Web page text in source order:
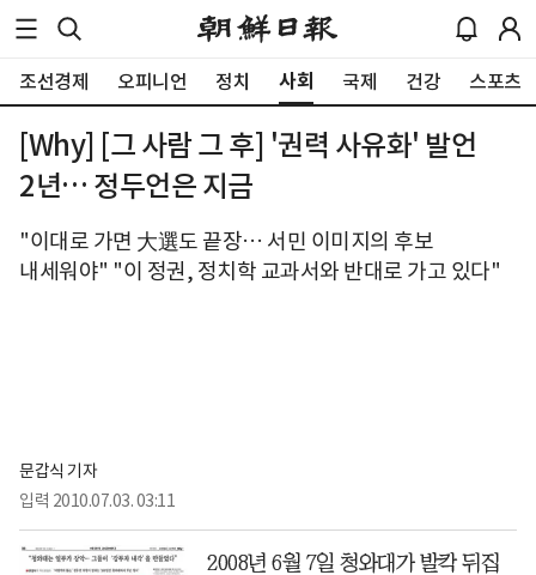
조선경제 오피니언 정치 사회 국제 건강 스포츠
[Why] [그 사람 그 후] '권력 사유화' 발언
2년… 정두언은 지금
"이대로 가면 大選도 끝장… 서민 이미지의 후보
내세워야" "이 정권, 정치학 교과서와 반대로 가고 있다"
문갑식 기자
입력 2010.07.03. 03:11
2008년 6월 7일 청와대가 발칵 뒤집